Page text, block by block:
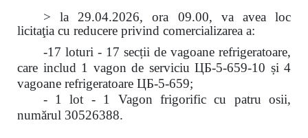
> la 29.04.2026, ora 09.00, va avea loc
licitaţia cu reducere privind comercializarea a:
-17 loturi - 17 secții de vagoane refrigeratoare,
care includ 1 vagon de serviciu ЦБ-5-659-10 și 4
vagoane refrigeratoare ЦБ-5-659;
- 1 lot - 1 Vagon frigorific cu patru osii,
numărul 30526388.